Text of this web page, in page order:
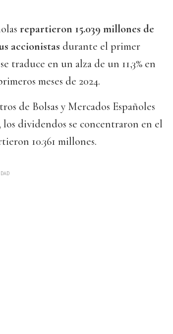
repartieron 15.039 millones de
accionistas durante el primer
traduce en un alza de un 11,3% en
meses de 2024.
de Bolsas y Mercados Españoles
los dividendos se concentraron en el
10.361 millones.